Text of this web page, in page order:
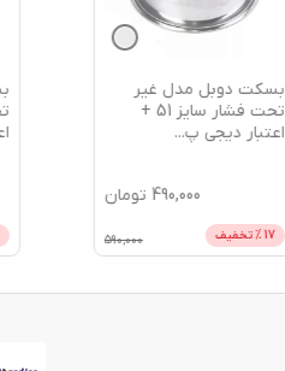
بسکت سینگل مدل غیر
تحت فشار سایز 51 +
اعتبار دیجی...
490,000 تومان
17% تخفیف 590,000